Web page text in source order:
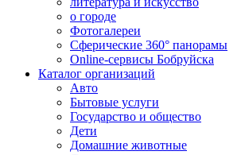
о городе
Фотогалереи
Сферические 360° панорамы
Online-сервисы Бобруйска
Каталог организаций
Авто
Бытовые услуги
Государство и общество
Дети
Домашние животные